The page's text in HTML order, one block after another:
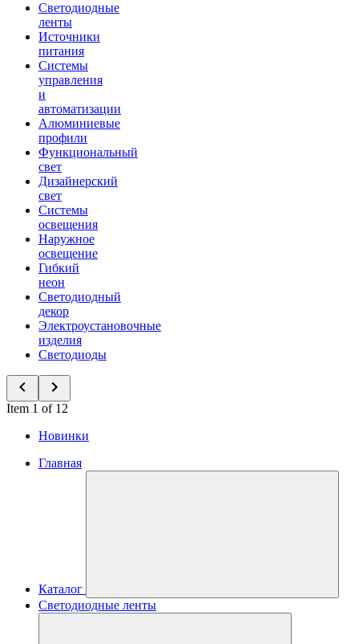
Светодиодные
ленты
Источники
питания
Системы
управления
и
автоматизации
Алюминиевые
профили
Функциональный
свет
Дизайнерский
свет
Системы
освещения
Наружное
освещение
Гибкий
неон
Светодиодный
декор
Электроустановочные
изделия
Светодиоды
Item 1 of 12
Новинки
Главная
Каталог
Светодиодные ленты